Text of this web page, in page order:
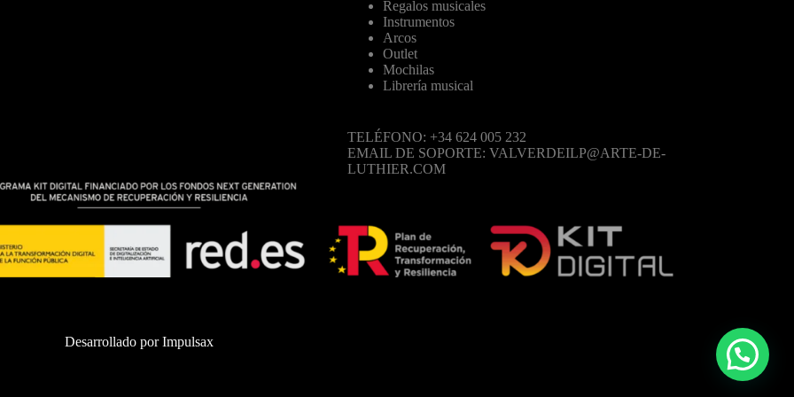
Regalos musicales
Instrumentos
Arcos
Outlet
Mochilas
Librería musical
TELÉFONO: +34 624 005 232
EMAIL DE SOPORTE: VALVERDEILP@ARTE-DE-
LUTHIER.COM
Desarrollado porImpulsax